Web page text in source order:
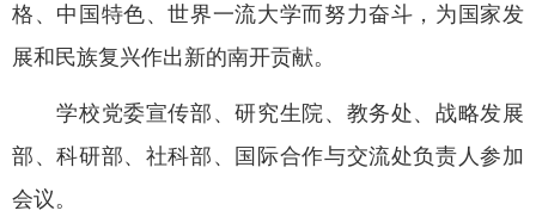
格、中国特色、世界一流大学而努力奋斗，为国家发
展和民族复兴作出新的南开贡献。
学校党委宣传部、研究生院、教务处、战略发展
部、科研部、社科部、国际合作与交流处负责人参加
会议。